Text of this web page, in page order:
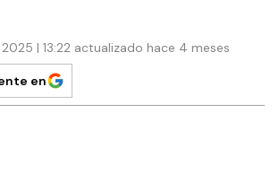
| 13:22 actualizado hace 4 meses
en